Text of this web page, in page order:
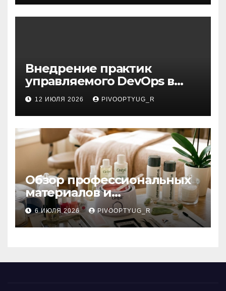
Внедрение практик
управляемого DevOps в
корпоративную ИТ-
инфраструктуру
12 ИЮЛЯ 2026 PIVOOPTYUG_R
Обзор профессиональных
материалов и
инструментов для
маникюра, депиляции,
наращивания ресниц и
6 ИЮЛЯ 2026 PIVOOPTYUG_R